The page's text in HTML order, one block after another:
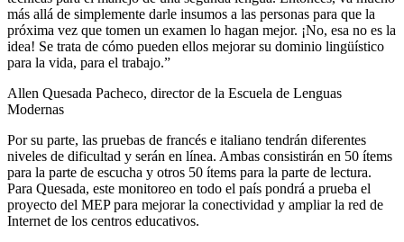
más allá de simplemente darle insumos a las personas para que la
próxima vez que tomen un examen lo hagan mejor. ¡No, esa no es la
idea! Se trata de cómo pueden ellos mejorar su dominio lingüístico
para la vida, para el trabajo.”
Allen Quesada Pacheco, director de la Escuela de Lenguas
Modernas
Por su parte, las pruebas de francés e italiano tendrán diferentes
niveles de dificultad y serán en línea. Ambas consistirán en 50 ítems
para la parte de escucha y otros 50 ítems para la parte de lectura.
Para Quesada, este monitoreo en todo el país pondrá a prueba el
proyecto del MEP para mejorar la conectividad y ampliar la red de
Internet de los centros educativos.